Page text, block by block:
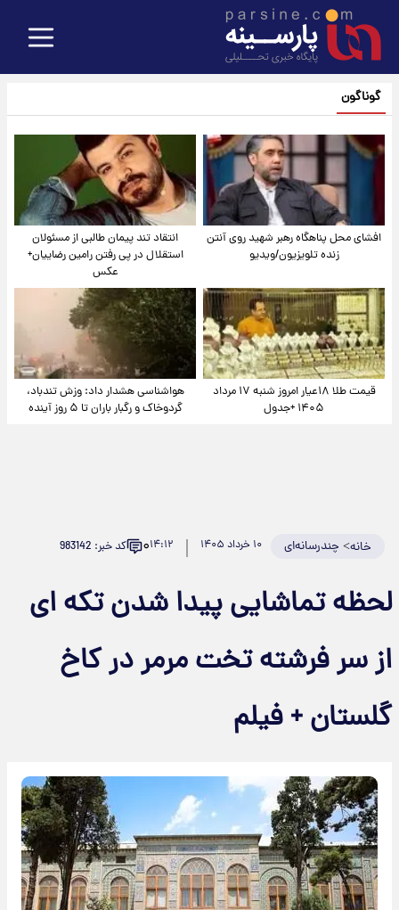
گوناگون
افشای محل پناهگاه‌ رهبر شهید روی آنتن
زنده تلویزیون/ویدیو
انتقاد تند پیمان طالبی از مسئولان
استقلال در پی رفتن رامین رضاییان+
عکس
قیمت طلا ۱۸عیار امروز شنبه ۱۷ مرداد
۱۴۰۵ +جدول
هواشناسی هشدار داد: وزش تندباد،
گردوخاک و رگبار باران تا ۵ روز آینده
خانه> چندرسانه‌ای ۱۰ خرداد ۱۴۰۵ ۱۴:۱۲۰ کد خبر: 983142
لحظه تماشایی پیدا شدن تکه ای
از سر فرشته‌ تخت مرمر در کاخ
گلستان + فیلم